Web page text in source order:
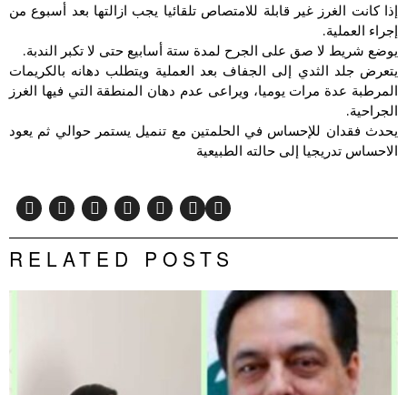
إذا كانت الغرز غير قابلة للامتصاص تلقائيا يجب ازالتها بعد أسبوع من
إجراء العملية.
يوضع شريط لا صق على الجرح لمدة ستة أسابيع حتى لا تكبر الندبة.
يتعرض جلد الثدي إلى الجفاف بعد العملية ويتطلب دهانه بالكريمات
المرطبة عدة مرات يوميا، ويراعى عدم دهان المنطقة التي فيها الغرز
الجراحية.
يحدث فقدان للإحساس في الحلمتين مع تنميل يستمر حوالي ثم يعود
الاحساس تدريجيا إلى حالته الطبيعية
RELATED POSTS